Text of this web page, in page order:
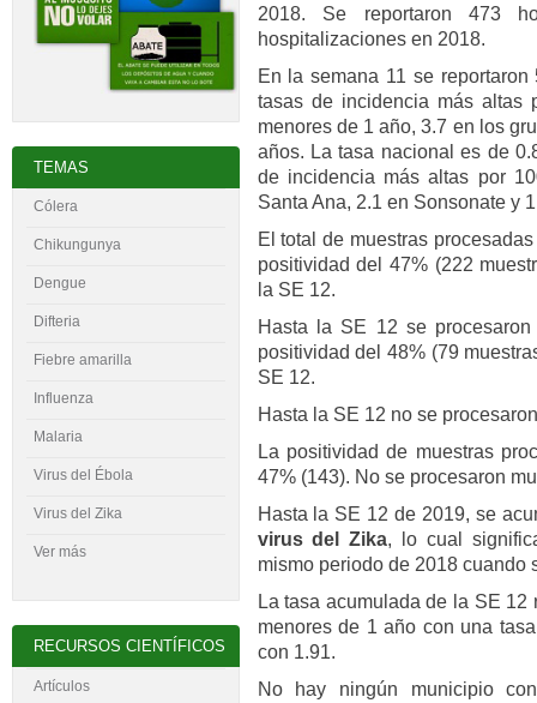
2018. Se reportaron 473
hospitalizaciones en 2018.
En la semana 11 se
tasas de incidencia más altas
menores de 1 año, 3.7 en los
años. La tasa nacional es de
de incidencia más altas por
Santa Ana, 2.1 en Sonsonate y
El total de muestras
positividad del 47% (222
la SE 12.
Hasta la SE 12 se
positividad del 48% (79
SE 12.
Hasta la SE 12 no se
La positividad de muestras
47% (143). No se procesaron
Hasta la SE 12 de 2019, se
virus del Zika, lo cual
mismo periodo de 2018 cuando
La tasa acumulada de la SE
menores de 1 año con una
con 1.91.
No hay ningún municipio
TEMAS
Cólera
Chikungunya
Dengue
Difteria
Fiebre amarilla
Influenza
Malaria
Virus del Ébola
Virus del Zika
Ver más
RECURSOS CIENTÍFICOS
Artículos